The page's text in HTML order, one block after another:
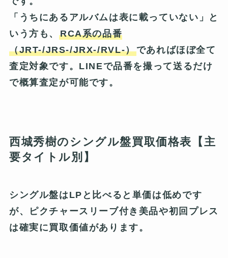
「うちにあるアルバムは表に載っていない」と
いう方も、 RCA系の品番
（JRT-/JRS-/JRX-/RVL-）であればほぼ全て
査定対象です。LINEで品番を撮って送るだけ
で概算査定が可能です。
西城秀樹のシングル盤買取価格表【主
要タイトル別】
シングル盤はLPと比べると単価は低めです
が、ピクチャースリーブ付き美品や初回プレス
は確実に買取価値があります。